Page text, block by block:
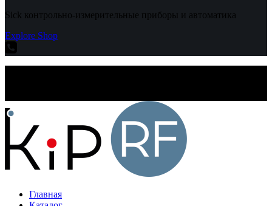
Sick контрольно-измерительные приборы и автоматика
Explore Shop
Главная